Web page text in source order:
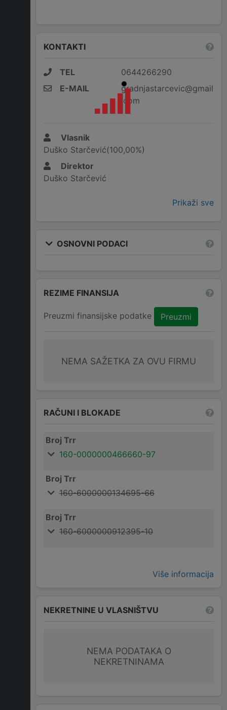
KONTAKTI
TEL
0644266290
E-MAIL
gradnjastarcevic@gmail
.com
Vlasnik
Duško Starčević(100,00%)
Direktor
Duško Starčević
Prikaži sve
OSNOVNI PODACI
REZIME FINANSIJA
Preuzmi finansijske podatke Preuzmi
NEMA SAŽETKA ZA OVU FIRMU
RAČUNI I BLOKADE
Broj Trr
160-0000000466660-97
Broj Trr
160-6000000134695-66
Broj Trr
160-6000000912395-10
Više informacija
NEKRETNINE U VLASNIŠTVU
NEMA PODATAKA O
NEKRETNINAMA